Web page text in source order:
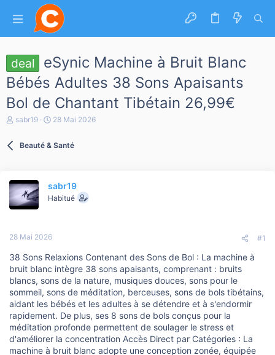
deal
eSynic Machine à Bruit Blanc
Bébés Adultes 38 Sons Apaisants
Bol de Chantant Tibétain 26,99€
A
d
e
l
a
s
u
s
s
i
o
n
sabr19
D
e
é
b
28 Mai 2026
Beauté & Santé
sabr19
Habitué
28 Mai 2026 #1
38 Sons Relaxions Contenant des Sons de Bol : La machine à
bruit blanc intègre 38 sons apaisants, comprenant : bruits
blancs, sons de la nature, musiques douces, sons pour le
sommeil, sons de méditation, berceuses, sons de bols tibétains,
aidant les bébés et les adultes à se détendre et à s'endormir
rapidement. De plus, ses 8 sons de bols conçus pour la
méditation profonde permettent de soulager le stress et
d'améliorer la concentration Accès Direct par Catégories : La
machine à bruit blanc adopte une conception zonée, équipée